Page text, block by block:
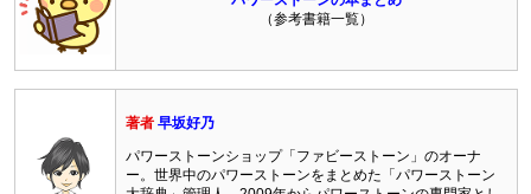
（参考書籍一覧）
著者 早坂好乃
パワーストーンショップ「ファビーストーン」のオーナ
ー。世界中のパワーストーンをまとめた「パワーストーン